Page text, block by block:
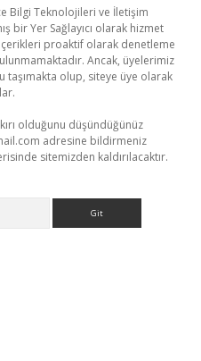
Bilgi Teknolojileri ve İletişim
bir Yer Sağlayıcı olarak hizmet
proaktif olarak denetleme
Ancak, üyelerimiz
taşımakta olup, siteye üye olarak
olduğunu düşündüğünüz
adresine bildirmeniz
sitemizden kaldırılacaktır.